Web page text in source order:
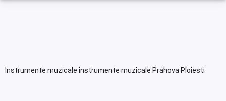
Instrumente muzicale instrumente muzicale Prahova Ploiesti